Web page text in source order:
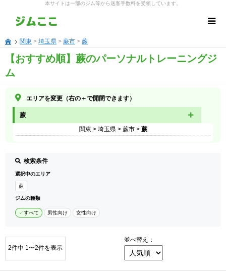
本サイトは一部のジム等から送客手数料を受領しています。
関東 >埼玉県 >蕨市 >蕨
【おすすめ順】蕨のパーソナルトレーニングジ
ム
エリアを変更（右の＋で開閉できます）
蕨
関東 > 埼玉県> 蕨市> 蕨
検索条件
選択中のエリア
蕨
ジムの種類
すべて 男性向け 女性向け
2件中 1〜2件を表示
並べ替え：